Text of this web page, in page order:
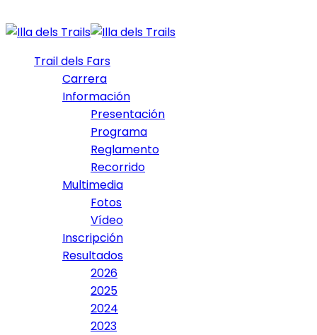
Trail dels Fars
Carrera
Información
Presentación
Programa
Reglamento
Recorrido
Multimedia
Fotos
Vídeo
Inscripción
Resultados
2026
2025
2024
2023